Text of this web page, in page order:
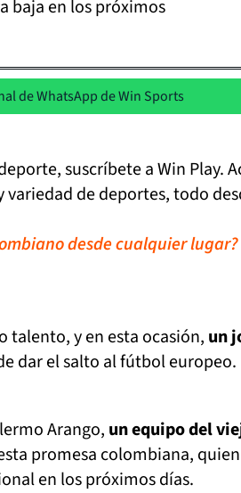
baja en los próximos
de WhatsApp de Win Sports
suscríbete a Win Play.
de deportes, todo
desde cualquier
y en esta ocasión, un
dar el salto al fútbol europeo.
Arango, un equipo del
promesa colombiana,
en los próximos días.